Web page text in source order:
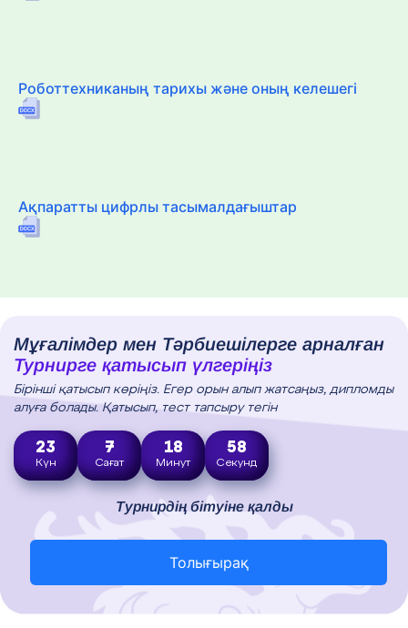
Роботтехниканың тарихы және оның келешегі
Ақпаратты цифрлы тасымалдағыштар
Мұғалімдер мен Тәрбиешілерге арналған
Турнирге қатысып үлгеріңіз
Бірінші қатысып көріңіз. Егер орын алып жатсаңыз, дипломды
алуға болады. Қатысып, тест тапсыру тегін
23
Күн
7
Сағат
18
Минут
57
Секунд
Турнирдің бітуіне қалды
Толығырақ